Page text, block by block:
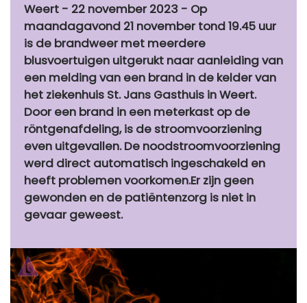
Weert - 22 november 2023 - Op
maandagavond 21 november tond 19.45 uur
is de brandweer met meerdere
blusvoertuigen uitgerukt naar aanleiding van
een melding van een brand in de kelder van
het ziekenhuis St. Jans Gasthuis in Weert.
Door een brand in een meterkast op de
röntgenafdeling, is de stroomvoorziening
even uitgevallen. De noodstroomvoorziening
werd direct automatisch ingeschakeld en
heeft problemen voorkomen.Er zijn geen
gewonden en de patiëntenzorg is niet in
gevaar geweest.